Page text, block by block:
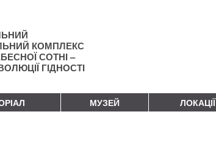
КОМПЛЕКС
СОТНІ –
ГІДНОСТІ
МУЗЕЙ ЛОКАЦІЇ